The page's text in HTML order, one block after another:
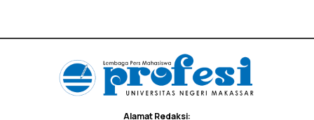
Alamat Redaksi: